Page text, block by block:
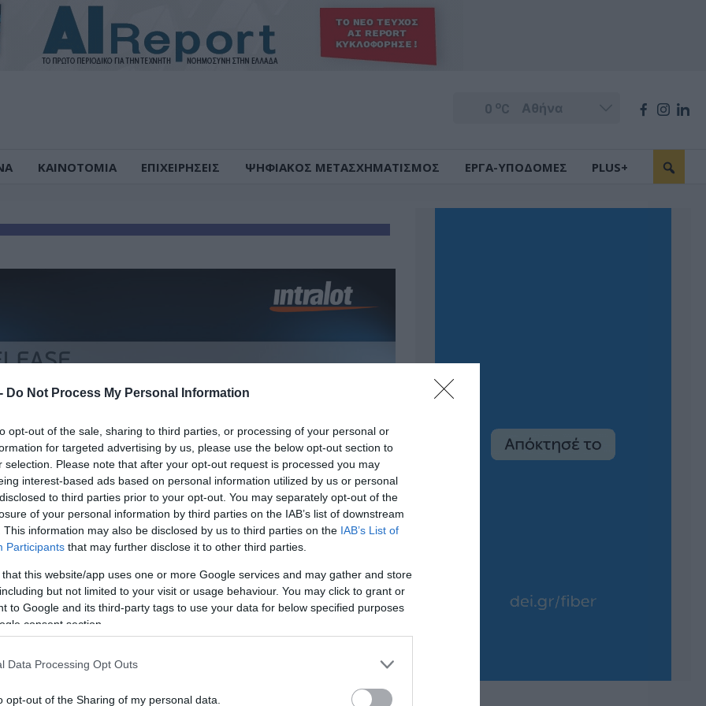
Do Not Process My Personal Information
opt-out of the sale, sharing to third parties, or processing of your personal or
for targeted advertising by us, please use the below opt-out section to
selection. Please note that after your opt-out request is processed you may
interest-based ads based on personal information utilized by us or personal
to third parties prior to your opt-out. You may separately opt-out of the
of your personal information by third parties on the IAB’s list of downstream
This information may also be disclosed by us to third parties on the IAB’s List of
Participants that may further disclose it to other third parties.
that this website/app uses one or more Google services and may gather and store
but not limited to your visit or usage behaviour. You may click to grant or
to Google and its third-party tags to use your data for below specified purposes
consent section.
Data Processing Opt Outs
opt-out of the Sharing of my personal data.
0 oC
ΚΑΙΝΟΤΟΜΙΑ ΕΠΙΧΕΙΡΗΣΕΙΣ ΨΗΦΙΑΚΟΣ ΜΕΤΑΣΧΗΜΑΤΙΣΜΟΣ ΕΡΓΑ-ΥΠΟΔΟΜΕΣ PLUS+